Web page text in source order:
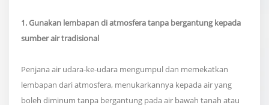
1. Gunakan lembapan di atmosfera tanpa bergantung kepada
sumber air tradisional
Penjana air udara-ke-udara mengumpul dan memekatkan
lembapan dari atmosfera, menukarkannya kepada air yang
boleh diminum tanpa bergantung pada air bawah tanah atau